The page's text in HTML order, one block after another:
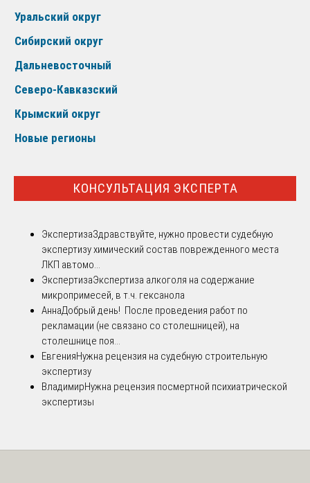
Уральский округ
Сибирский округ
Дальневосточный
Северо-Кавказский
Крымский округ
Новые регионы
КОНСУЛЬТАЦИЯ ЭКСПЕРТА
ЭкспертизаЗдравствуйте, нужно провести судебную
экспертизу химический состав поврежденного места
ЛКП автомо...
ЭкспертизаЭкспертиза алкоголя на содержание
микропримесей, в т.ч. гексанола
АннаДобрый день! После проведения работ по
рекламации (не связано со столешницей), на
столешнице поя...
ЕвгенияНужна рецензия на судебную строительную
экспертизу
ВладимирНужна рецензия посмертной психиатрической
экспертизы